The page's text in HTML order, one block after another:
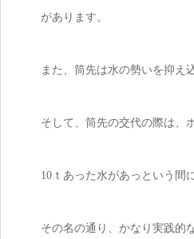
があります。
また、筒先は水の勢いを抑え
そして、筒先の交代の際は、
10ｔあった水があっという間
その名の通り、かなり実践的